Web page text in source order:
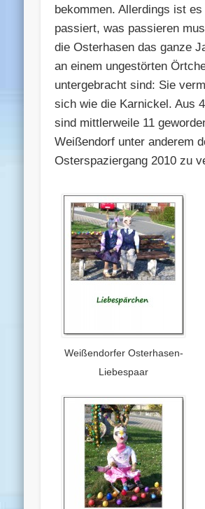
bekommen. Allerdings ist
passiert, was passieren
die Osterhasen das ganze
an einem ungestörten
untergebracht sind: Sie
sich wie die Karnickel. Aus
sind mittlerweile 11
Weißendorf unter anderem
Osterspaziergang 2010 zu
Weißendorfer Osterhasen-
Liebespaar